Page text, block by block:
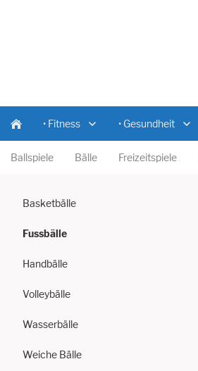
• Fitness • Gesundheit
Ballspiele Bälle Freizeitspiele
Basketbälle
Fussbälle
Handbälle
Volleybälle
Wasserbälle
Weiche Bälle